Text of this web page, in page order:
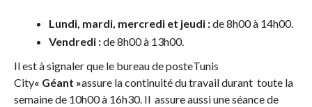
Lundi, mardi, mercredi et jeudi :de 8h00 à 14h00.
Vendredi :de 8h00 à 13h00.
Il est à signaler que le bureau de posteTunis
City« Géant »assure la continuité du travail durant toute la
semaine de 10h00 à 16h30. Il assure aussi une séance de